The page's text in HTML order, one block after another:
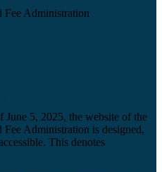
Fee Administration
June 5, 2025, the website of the
Administration is designed,
This denotes